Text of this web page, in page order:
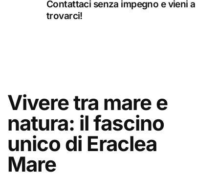
Contattaci senza impegno e vieni a
trovarci!
Vivere tra mare e
natura: il fascino
unico di Eraclea
Mare